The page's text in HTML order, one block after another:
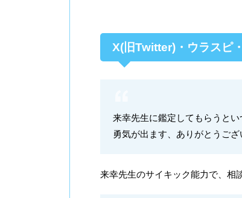
X(旧Twitter)・ウラスピ
来幸先生に鑑定してもらうと
勇気が出ます、ありがとうござ
来幸先生のサイキック能力で、相